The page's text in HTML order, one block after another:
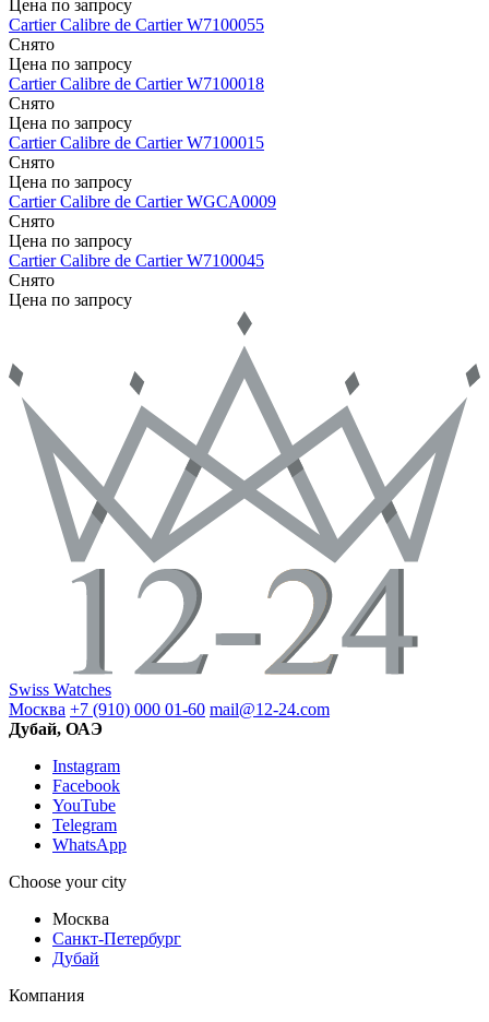
Цена по запросу
CartierCalibre de CartierW7100055
Снято
Цена по запросу
CartierCalibre de CartierW7100018
Снято
Цена по запросу
CartierCalibre de CartierW7100015
Снято
Цена по запросу
CartierCalibre de CartierWGCA0009
Снято
Цена по запросу
CartierCalibre de CartierW7100045
Снято
Цена по запросу
Swiss Watches
Москва +7 (910) 000 01-60 mail@12-24.com
Дубай, ОАЭ
Instagram
Facebook
YouTube
Telegram
WhatsApp
Choose your city
Москва
Санкт-Петербург
Дубай
Компания